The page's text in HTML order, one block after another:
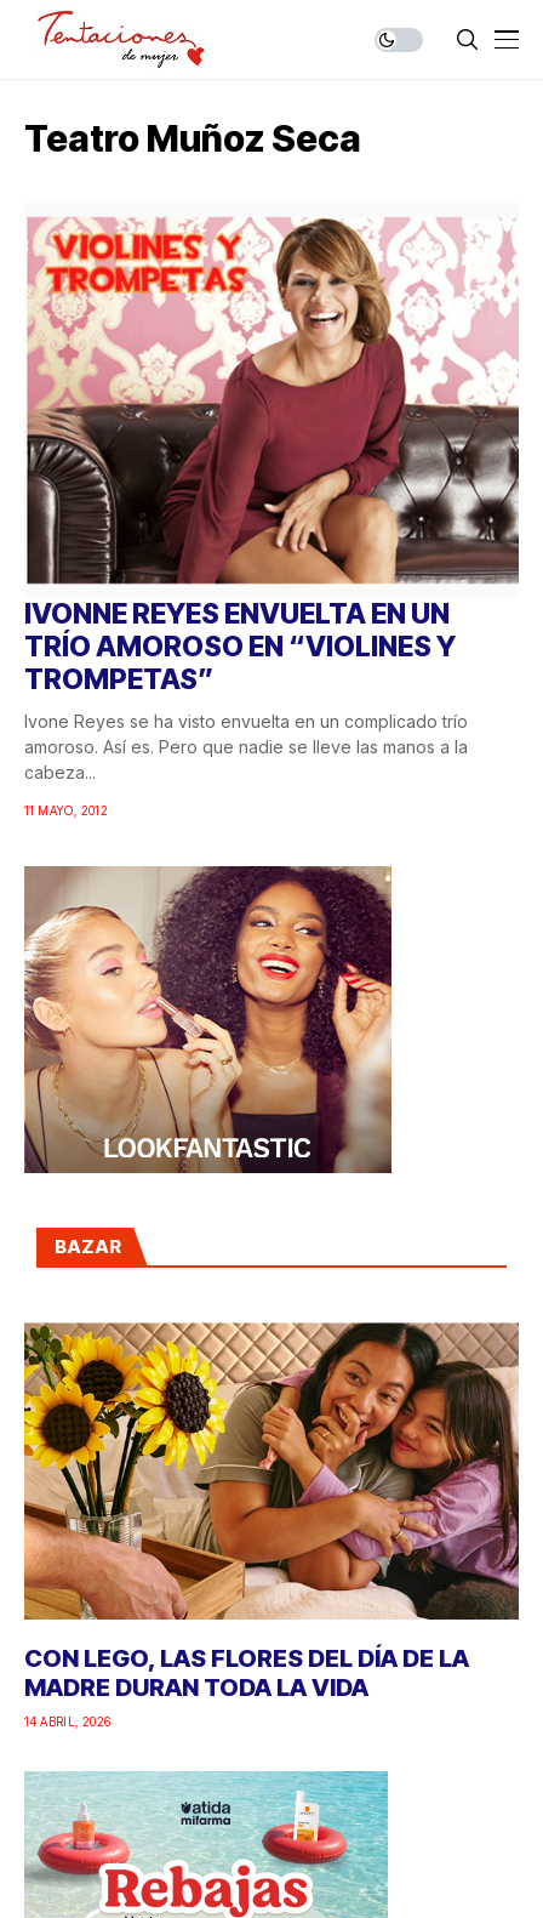
Teatro Muñoz Seca
IVONNE REYES ENVUELTA EN UN
TRÍO AMOROSO EN “VIOLINES Y
TROMPETAS”
Ivone Reyes se ha visto envuelta en un complicado trío
amoroso. Así es. Pero que nadie se lleve las manos a la
cabeza...
11 MAYO, 2012
BAZAR
CON LEGO, LAS FLORES DEL DÍA DE LA
MADRE DURAN TODA LA VIDA
14 ABRIL, 2026